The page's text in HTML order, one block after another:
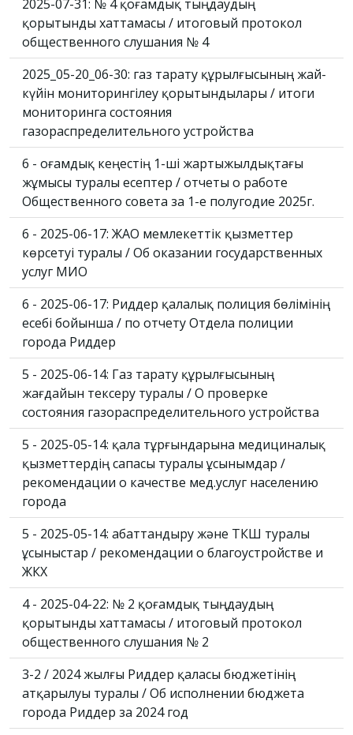
2025-07-31: № 4 қоғамдық тыңдаудың
қорытынды хаттамасы / итоговый протокол
общественного слушания № 4
2025_05-20_06-30: газ тарату құрылғысының жай-
күйін мониторингілеу қорытындылары / итоги
мониторинга состояния
газораспределительного устройства
6 - Қоғамдық кеңестің 1-ші жартыжылдықтағы
жұмысы туралы есептер / отчеты о работе
Общественного совета за 1-е полугодие 2025г.
6 - 2025-06-17: ЖАО мемлекеттік қызметтер
көрсетуі туралы / Об оказании государственных
услуг МИО
6 - 2025-06-17: Риддер қалалық полиция бөлімінің
есебі бойынша / по отчету Отдела полиции
города Риддер
5 - 2025-06-14: Газ тарату құрылғысының
жағдайын тексеру туралы / О проверке
состояния газораспределительного устройства
5 - 2025-05-14: қала тұрғындарына медициналық
қызметтердің сапасы туралы ұсынымдар /
рекомендации о качестве мед.услуг населению
города
5 - 2025-05-14: абаттандыру және ТКШ туралы
ұсыныстар / рекомендации о благоустройстве и
ЖКХ
4 - 2025-04-22: № 2 қоғамдық тыңдаудың
қорытынды хаттамасы / итоговый протокол
общественного слушания № 2
3-2 / 2024 жылғы Риддер қаласы бюджетінің
атқарылуы туралы / Об исполнении бюджета
города Риддер за 2024 год